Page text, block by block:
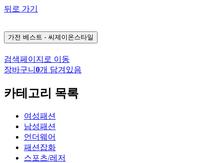
뒤로 가기
가전 베스트 - 씨제이온스타일
검색페이지로 이동
장바구니 0개 담겨있음
카테고리 목록
여성패션
남성패션
언더웨어
패션잡화
스포츠/레저